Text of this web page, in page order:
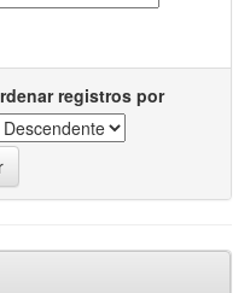
registros por